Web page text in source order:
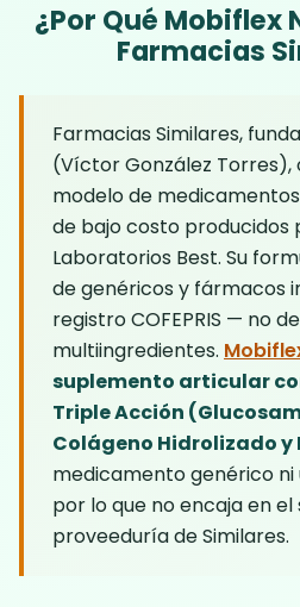
¿Por Qué Mobiflex
Farmacias
Farmacias Similares,
(Víctor González Torres),
modelo de
de bajo costo
Laboratorios Best. Su
de genéricos y fármacos
registro COFEPRIS — no
multiingredientes.
suplemento articular
Triple Acción
Colágeno Hidrolizado y
medicamento genérico
por lo que no encaja en
proveeduría de Similares.